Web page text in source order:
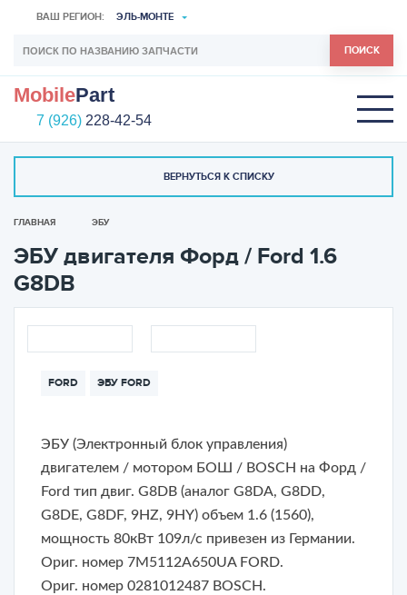
ВАШ РЕГИОН: ЭЛЬ-МОНТЕ
ПОИСК
MobilePart
7 (926) 228-42-54
ВЕРНУТЬСЯ К СПИСКУ
ГЛАВНАЯ ЭБУ
ЭБУ двигателя Форд / Ford 1.6
G8DB
FORD ЭБУ FORD
ЭБУ (Электронный блок управления)
двигателем / мотором БОШ / BOSCH на Форд /
Ford тип двиг. G8DB (аналог G8DA, G8DD,
G8DE, G8DF, 9HZ, 9HY) объем 1.6 (1560),
мощность 80кВт 109л/с привезен из Германии.
Ориг. номер 7М5112А650UA FORD.
Ориг. номер 0281012487 BOSCH.